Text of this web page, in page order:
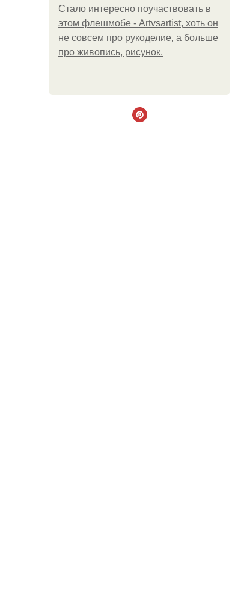
Стало интересно поучаствовать в
этом флешмобе - Artvsartist, хоть он
не совсем про рукоделие, а больше
про живопись, рисунок.